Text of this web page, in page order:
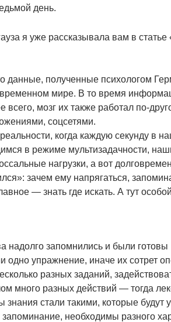
день.
я уже рассказывала вам в статье
данные, полученные психологом
мире. В то время
всего, мозг их также работал по-
соцсетями.
когда каждую секунду в
в режиме мультизадачности,
нагрузки, а вот
зачем ему напрягаться,
— знать где искать. А тут
надолго запомнились и были
одно упражнение, иначе их сотрет
разных заданий,
много разных действий — тогда
знания стали такими, которые
необходимы разного